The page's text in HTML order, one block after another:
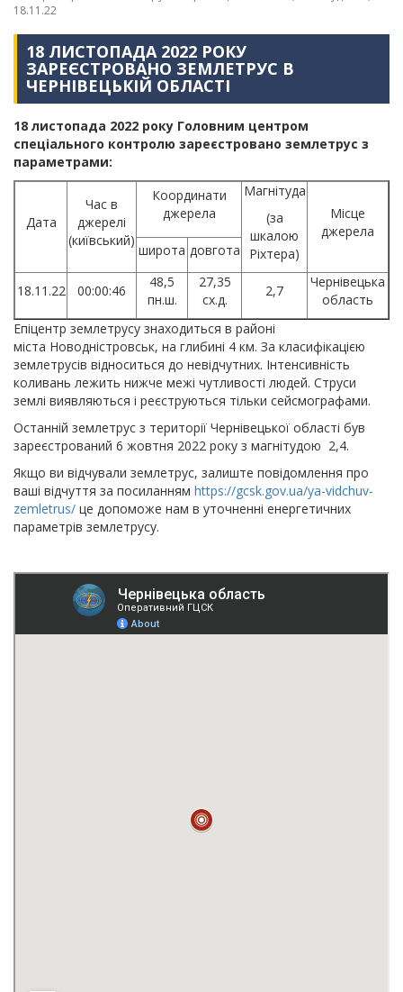
18.11.22
18 ЛИСТОПАДА 2022 РОКУ
ЗАРЕЄСТРОВАНО ЗЕМЛЕТРУС В
ЧЕРНІВЕЦЬКІЙ ОБЛАСТІ
18 листопада 2022 року Головним центром
спеціального контролю зареєстровано землетрус з
параметрами:
Дата
Час в
джерелі
(київський)
Координати
джерела
Магнітуда
(за
шкалою
Ріхтера)
Місце
джерела
широта довгота
18.11.22 00:00:46
48,5
пн.ш.
27,35
сх.д.
2,7
Чернівецька
область
Епіцентр землетрусу знаходиться в районі
міста Новодністровськ, на глибині 4 км. За класифікацією
землетрусів відноситься до невідчутних. Інтенсивність
коливань лежить нижче межі чутливості людей. Струси
землі виявляються і реєструються тільки сейсмографами.
Останній землетрус з території Чернівецької області був
зареєстрований 6 жовтня 2022 року з магнітудою 2,4.
Якщо ви відчували землетрус, залиште повідомлення про
ваші відчуття за посиланням https://gcsk.gov.ua/ya-vidchuv-
zemletrus/ це допоможе нам в уточненні енергетичних
параметрів землетрусу.